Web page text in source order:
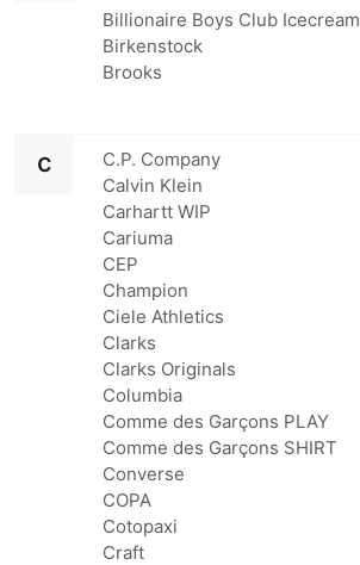
Billionaire Boys Club Icecream
Birkenstock
Brooks
c
C.P. Company
Calvin Klein
Carhartt WIP
Cariuma
CEP
Champion
Ciele Athletics
Clarks
Clarks Originals
Columbia
Comme des Garçons PLAY
Comme des Garçons SHIRT
Converse
COPA
Cotopaxi
Craft